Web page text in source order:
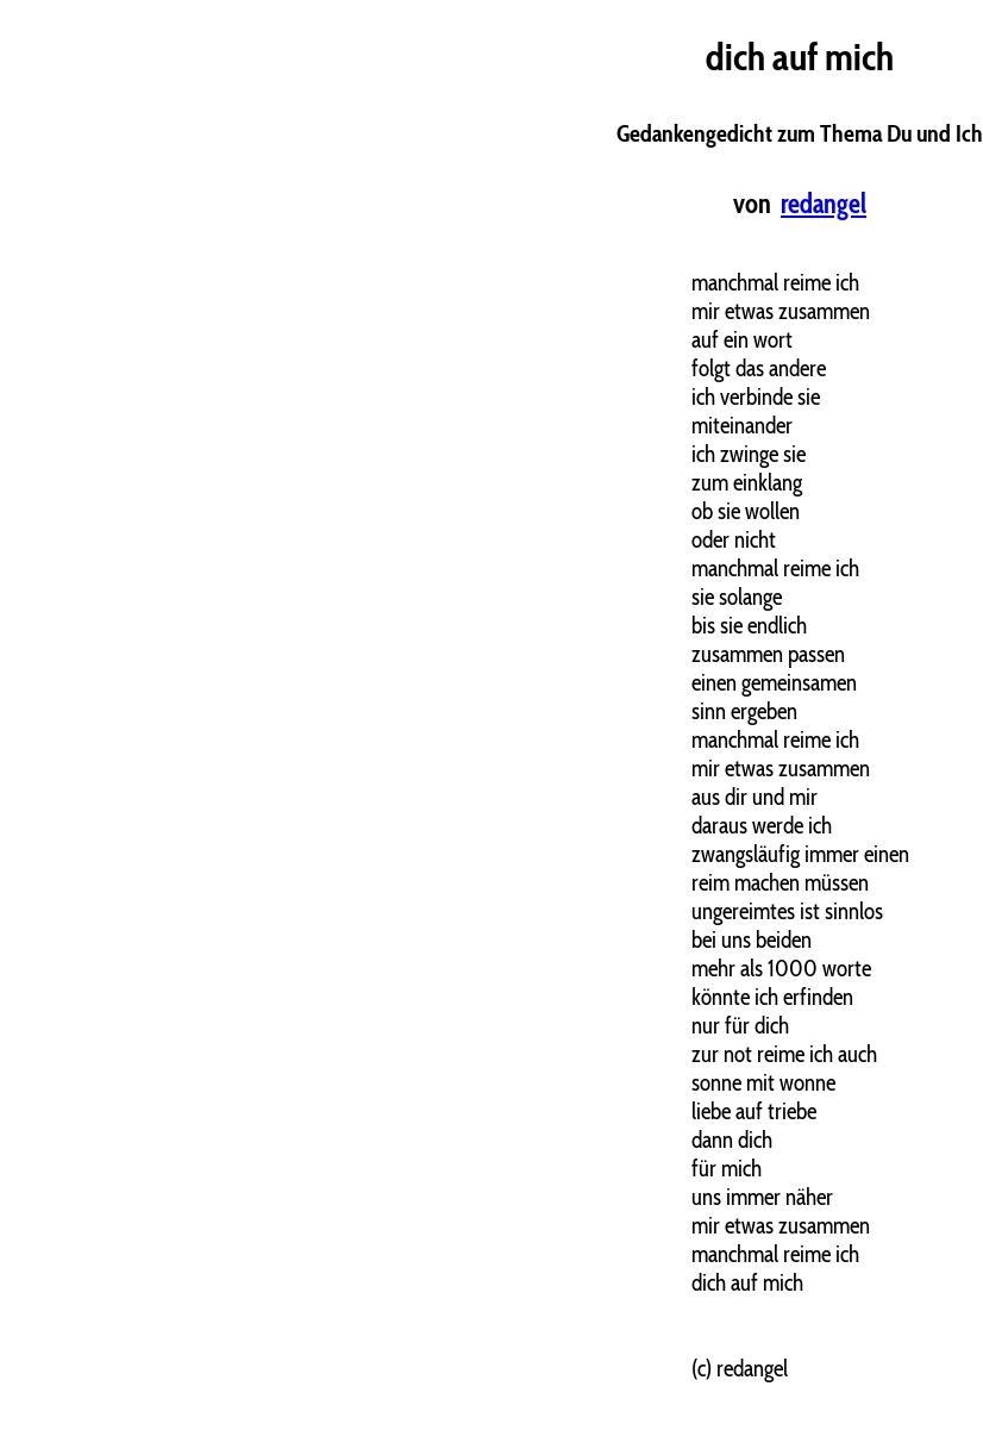
dich auf mich
Gedankengedicht zum Thema Du und Ich
von redangel
manchmal reime ich
mir etwas zusammen
auf ein wort
folgt das andere
ich verbinde sie
miteinander
ich zwinge sie
zum einklang
ob sie wollen
oder nicht
manchmal reime ich
sie solange
bis sie endlich
zusammen passen
einen gemeinsamen
sinn ergeben
manchmal reime ich
mir etwas zusammen
aus dir und mir
daraus werde ich
zwangsläufig immer einen
reim machen müssen
ungereimtes ist sinnlos
bei uns beiden
mehr als 1000 worte
könnte ich erfinden
nur für dich
zur not reime ich auch
sonne mit wonne
liebe auf triebe
dann dich
für mich
uns immer näher
mir etwas zusammen
manchmal reime ich
dich auf mich
(c) redangel